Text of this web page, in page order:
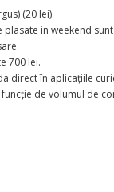
(20 lei).
in weekend
700 lei.
direct în aplicațiile
de volumul de